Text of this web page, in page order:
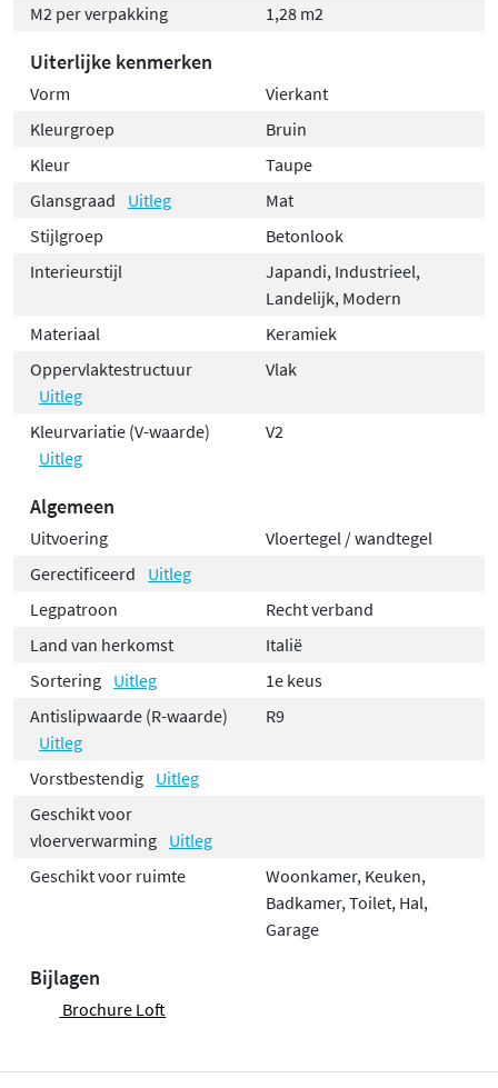
M2 per verpakking
1,28 m2
Uiterlijke kenmerken
Vorm
Vierkant
Kleurgroep
Bruin
Kleur
Taupe
Glansgraad
Uitleg
Mat
Stijlgroep
Betonlook
Interieurstijl
Japandi, Industrieel,
Landelijk, Modern
Materiaal
Keramiek
Oppervlaktestructuur
Uitleg
Vlak
Kleurvariatie (V-waarde)
Uitleg
V2
Algemeen
Uitvoering
Vloertegel / wandtegel
Gerectificeerd
Uitleg
Legpatroon
Recht verband
Land van herkomst
Italië
Sortering Uitleg
1e keus
Antislipwaarde (R-waarde)
Uitleg
R9
Vorstbestendig Uitleg
Geschikt voor
vloerverwarming Uitleg
Geschikt voor ruimte
Woonkamer, Keuken,
Badkamer, Toilet, Hal,
Garage
Bijlagen
Brochure Loft